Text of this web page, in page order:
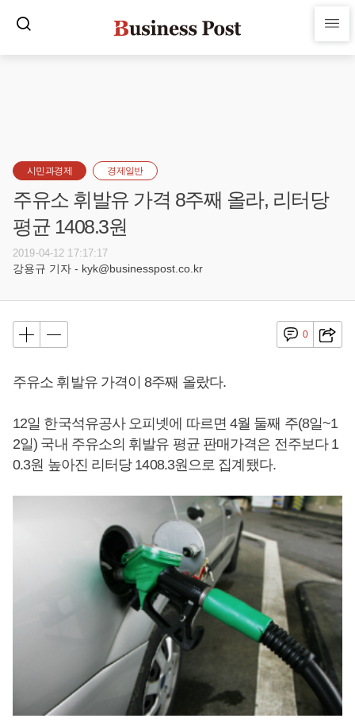
시민과경제 경제일반
주유소 휘발유 가격 8주째 올라, 리터당
평균 1408.3원
2019-04-12 17:17:17
강용규 기자 - kyk@businesspost.co.kr
0
주유소 휘발유 가격이 8주째 올랐다.
12일 한국석유공사 오피넷에 따르면 4월 둘째 주(8일~1
2일) 국내 주유소의 휘발유 평균 판매가격은 전주보다 1
0.3원 높아진 리터당 1408.3원으로 집계됐다.